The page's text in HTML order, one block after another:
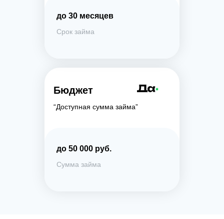
Бюджет
“Доступная сумма займа”
до 50 000 руб.
до 30 месяцев
Срок займа
Сумма займа